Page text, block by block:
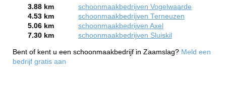
3.88 km
schoonmaakbedrijven Vogelwaarde
4.53 km
schoonmaakbedrijven Terneuzen
5.06 km
schoonmaakbedrijven Axel
7.30 km
schoonmaakbedrijven Sluiskil
Bent of kent u een schoonmaakbedrijf in Zaamslag? Meld een
bedrijf gratis aan